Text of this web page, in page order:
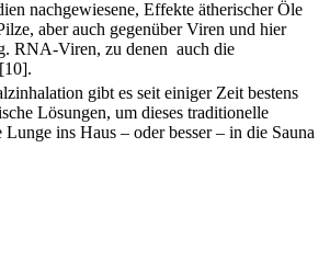
nachgewiesene, Effekte ätherischer Öle
aber auch gegenüber Viren und hier
RNA-Viren, zu denen auch die
gibt es seit einiger Zeit bestens
Lösungen, um dieses traditionelle
ins Haus – oder besser – in die Sauna